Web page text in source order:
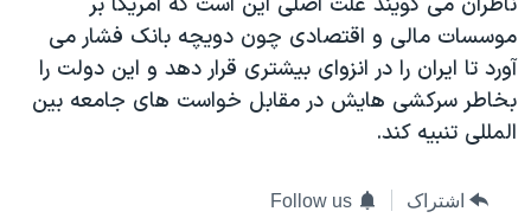
اقتصادی
علم و فناوری
اسرائیل در جنگ
آرشیو پخش زنده
حمله جمهوری اسلامی به اسرائیل
رمز مهسا
ورزش زنان در ایران
مجموعه مستندهای دادخواهی
زبانهای مختلف
موسسات مالی و اقتصادی چون دويچه بانک فشار می
آورد تا ايران را در انزوای بيشتری قرار دهد و اين دولت را
بخاطر سرکشی هايش در مقابل خواست های جامعه بين
المللی تنبيه کند.
اشتراک Follow us